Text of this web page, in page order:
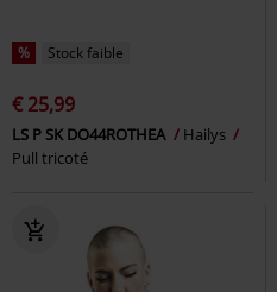
% Stock faible
€ 25,99
LS P SK DO44ROTHEA
Hailys
Pull tricoté